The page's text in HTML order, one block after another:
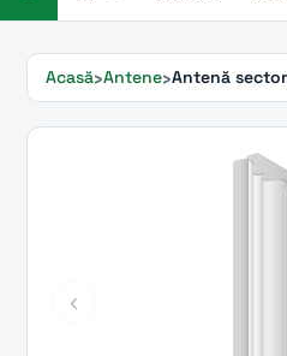
Acasă Antene Antenă
‹